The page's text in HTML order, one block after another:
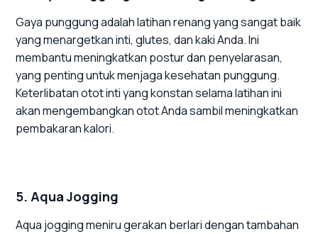
Gaya punggung adalah latihan renang yang sangat baik
yang menargetkan inti, glutes, dan kaki Anda. Ini
membantu meningkatkan postur dan penyelarasan,
yang penting untuk menjaga kesehatan punggung.
Keterlibatan otot inti yang konstan selama latihan ini
akan mengembangkan otot Anda sambil meningkatkan
pembakaran kalori.
5. Aqua Jogging
Aqua jogging meniru gerakan berlari dengan tambahan